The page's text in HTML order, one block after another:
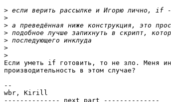
>
>
>
>
>
>
>
Если уметь if готовить, то не зло. Меня
производительность в этом случае?
--
wbr, Kirill
-------------- next part --------------